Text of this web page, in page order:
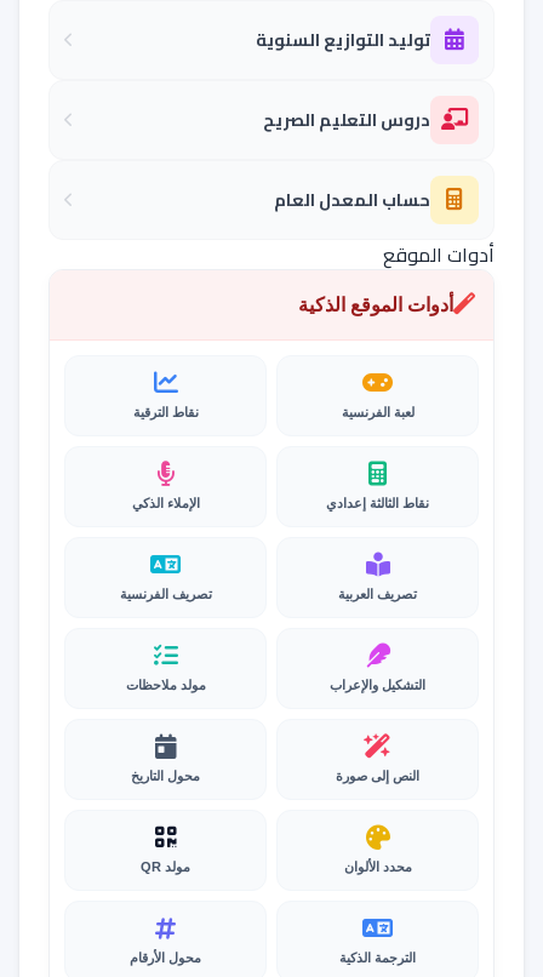
توليد التوازيع السنوية
دروس التعليم الصريح
حساب المعدل العام
أدوات الموقع
أدوات الموقع الذكية
لعبة الفرنسية نقاط الترقية
نقاط الثالثة إعدادي الإملاء الذكي
تصريف العربية تصريف الفرنسية
التشكيل والإعراب مولد ملاحظات
النص إلى صورة محول التاريخ
محدد الألوان مولد QR
الترجمة الذكية محول الأرقام